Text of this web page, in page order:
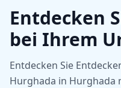
Entdecken
bei Ihrem
Entdecken Sie
Hurghada in Hurghada